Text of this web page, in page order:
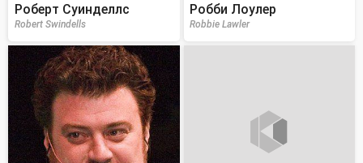
Роберт Суинделлс
Robert Swindells
Робби Лоулер
Robbie Lawler